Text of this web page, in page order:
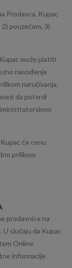
Prodavca, Kupac
pouzećem, 3)
može platiti
navođenje
naručivanja.
da potvrdi
će cenu
prilikom
prodavnice na
U slučaju da Kupac
Online
informacije